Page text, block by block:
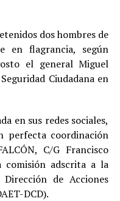
dos hombres de
en flagrancia, según
el general Miguel
Ciudadana en
en sus redes sociales,
coordinación
C/G Francisco
comisión adscrita a la
de Acciones
DCD).